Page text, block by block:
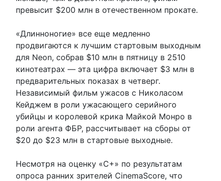
превысит $200 млн в отечественном прокате.
«Длинноногие» все еще медленно
продвигаются к лучшим стартовым выходным
для Neon, собрав $10 млн в пятницу в 2510
кинотеатрах — эта цифра включает $3 млн в
предварительных показах в четверг.
Независимый фильм ужасов с Николасом
Кейджем в роли ужасающего серийного
убийцы и королевой крика Майкой Монро в
роли агента ФБР, рассчитывает на сборы от
$20 до $23 млн в стартовые выходные.
Несмотря на оценку «C+» по результатам
опроса ранних зрителей CinemaScore, что